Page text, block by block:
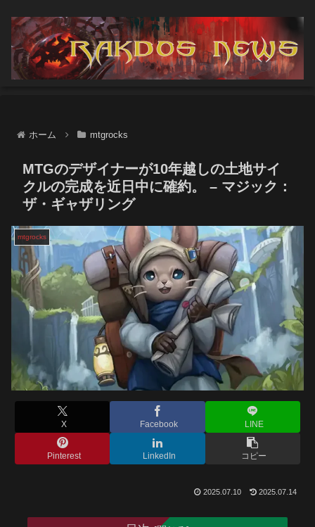
ホーム mtgrocks
MTGのデザイナーが10年越しの土地サイ
クルの完成を近日中に確約。 – マジック：
ザ・ギャザリング
mtgrocks
X Facebook LINE
Pinterest LinkedIn コピー
2025.07.10 2025.07.14